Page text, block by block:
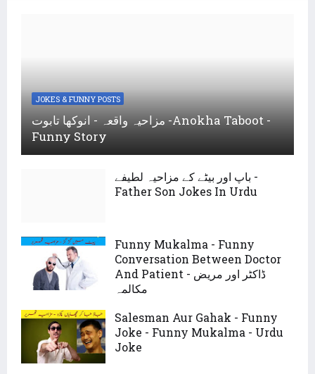
JOKES & FUNNY POSTS
مزاحیہ واقعہ - انوکھا تابوت -Anokha Taboot -
Funny Story
باپ اور بیٹے کے مزاحیہ لطیفے -
Father Son Jokes In Urdu
Funny Mukalma - Funny
Conversation Between Doctor
And Patient - ڈاکٹر اور مریض
مکالمہ
Salesman Aur Gahak - Funny
Joke - Funny Mukalma - Urdu
Joke